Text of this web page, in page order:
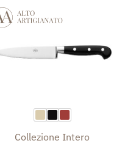
Collezione Intero